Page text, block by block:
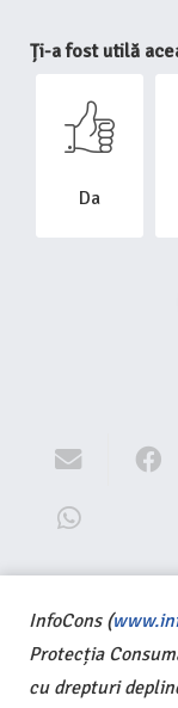
Ți-a fost utilă
Da
InfoCons (
Protecția
cu drepturi